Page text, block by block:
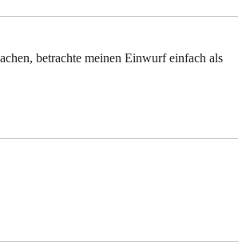
betrachte meinen Einwurf einfach als